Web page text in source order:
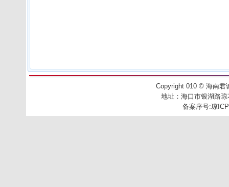
Copyright 010 © 海南君
地址： 海口市银湖路
备案序号:琼